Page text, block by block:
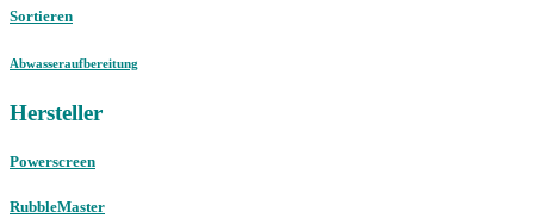
Sortieren
Abwasseraufbereitung
Hersteller
Powerscreen
RubbleMaster